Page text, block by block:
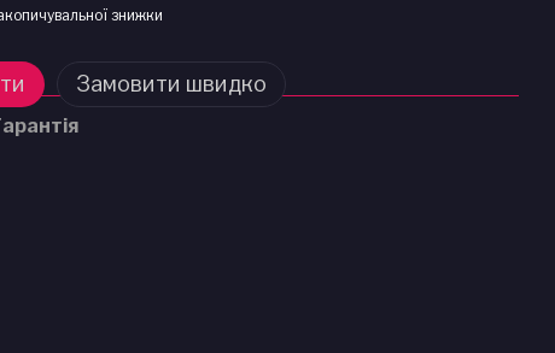
знижки
Замовити швидко